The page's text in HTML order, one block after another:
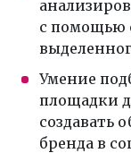
с помощью
Умение
площадки
создавать
бренда в